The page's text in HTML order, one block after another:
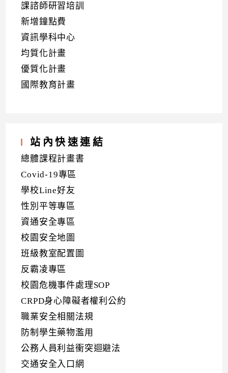
課諮師研習培訓
新增鐘點費
資訊學科中心
均質化計畫
優質化計畫
國際教育計畫
站內快速連結
總體課程計畫書
Covid-19專區
學校Line好友
性別平等專區
資通安全專區
校園安全地圖
班級教室配置圖
反霸凌專區
校園危機事件處理SOP
CRPD身心障礙者權利公約
職業安全相關法規
防制學生藥物濫用
公務人員利益衝突迴避法
交通安全入口網